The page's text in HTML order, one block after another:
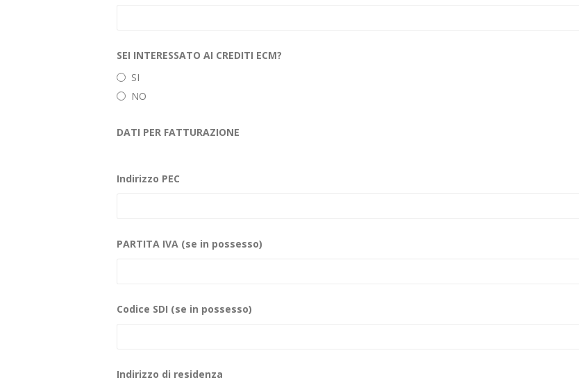
SEI INTERESSATO AI CREDITI ECM?
SI
NO
DATI PER FATTURAZIONE
Indirizzo PEC
PARTITA IVA (se in possesso)
Codice SDI (se in possesso)
Indirizzo di residenza